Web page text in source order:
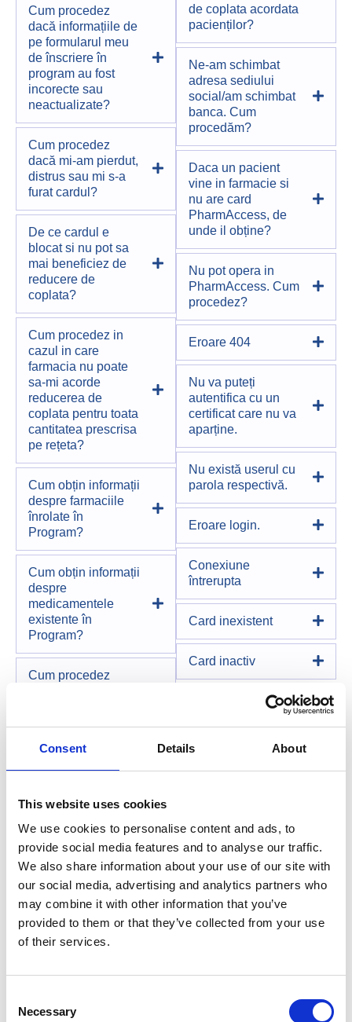
Consent Details About
This website uses cookies
We use cookies to personalise content and ads, to
provide social media features and to analyse our traffic.
We also share information about your use of our site with
our social media, advertising and analytics partners who
may combine it with other information that you’ve
provided to them or that they’ve collected from your use
of their services.
Selection
Necessary
Cum procedez
dacă informațiile de
pe formularul meu
de înscriere în
program au fost
incorecte sau
neactualizate?
Cum procedez
dacă mi-am pierdut,
distrus sau mi s-a
furat cardul?
De ce cardul e
blocat si nu pot sa
mai beneficiez de
reducere de
coplata?
Cum procedez in
cazul in care
farmacia nu poate
sa-mi acorde
reducerea de
coplata pentru toata
cantitatea prescrisa
pe rețeta?
Cum obțin informații
despre farmaciile
înrolate în
Program?
Cum obțin informații
despre
medicamentele
existente în
Program?
Cum procedez
cumpărarea
medicamentului
Program farmacia
reducere de co-
plată?
Cum procedez in
cazul in care
constat o reacție
adversa după
de coplata acordata
pacienților?
Ne-am schimbat
adresa sediului
social/am schimbat
banca. Cum
procedăm?
Daca un pacient
vine in farmacie si
nu are card
PharmAccess, de
unde il obține?
Nu pot opera in
PharmAccess. Cum
procedez?
Eroare 404
Nu va puteți
autentifica cu un
certificat care nu va
aparține.
Nu există userul cu
parola respectivă.
Eroare login.
Conexiune
întrerupta
Card inexistent
Card inactiv
Cantitatea ceruta
depășește limita in
Cantitatea
Cantitatea
disponibila pentru
stornare este zero.
Exista o tranzacție
identica raportata.